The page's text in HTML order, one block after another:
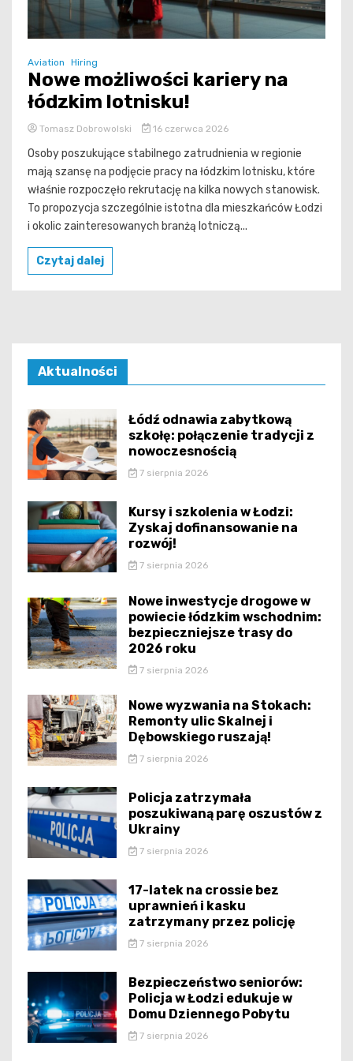
Aviation Hiring
Nowe możliwości kariery na
łódzkim lotnisku!
Tomasz Dobrowolski 16 czerwca 2026
Osoby poszukujące stabilnego zatrudnienia w regionie
mają szansę na podjęcie pracy na łódzkim lotnisku, które
właśnie rozpoczęło rekrutację na kilka nowych stanowisk.
To propozycja szczególnie istotna dla mieszkańców Łodzi
i okolic zainteresowanych branżą lotniczą...
Czytaj dalej
Aktualności
Łódź odnawia zabytkową
szkołę: połączenie tradycji z
nowoczesnością
7 sierpnia 2026
Kursy i szkolenia w Łodzi:
Zyskaj dofinansowanie na
rozwój!
7 sierpnia 2026
Nowe inwestycje drogowe w
powiecie łódzkim wschodnim:
bezpieczniejsze trasy do
2026 roku
7 sierpnia 2026
Nowe wyzwania na Stokach:
Remonty ulic Skalnej i
Dębowskiego ruszają!
7 sierpnia 2026
Policja zatrzymała
poszukiwaną parę oszustów z
Ukrainy
7 sierpnia 2026
17-latek na crossie bez
uprawnień i kasku
zatrzymany przez policję
7 sierpnia 2026
Bezpieczeństwo seniorów:
Policja w Łodzi edukuje w
Domu Dziennego Pobytu
7 sierpnia 2026